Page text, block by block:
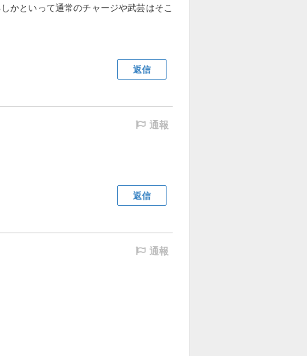
かといって通常のチャージや武芸はそこ
返信
通報
返信
通報